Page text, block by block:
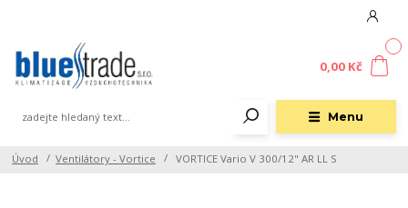
Menu
0,00 Kč
Úvod Ventilátory - Vortice VORTICE Vario V 300/12" AR LL S